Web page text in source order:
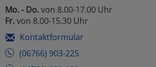
Mo. - Do.von 8.00-17.00 Uhr
Fr.von 8.00-15.30 Uhr
Kontaktformular
(06766) 903-225
Cookies
Einstellungen speichern